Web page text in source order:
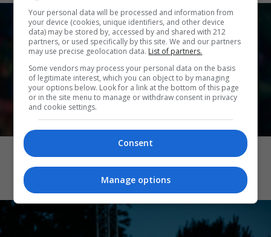
ΜΟΥΣΙΚΗ
Οι Gong για μία φθινοπωρινή συναυλία
στο Gazarte
Your personal data will be processed and information from
your device (cookies, unique identifiers, and other device
data) may be stored by, accessed by and shared with 212
partners, or used specifically by this site. We and our partners
may use precise geolocation data. List of partners.
Some vendors may process your personal data on the basis
of legitimate interest, which you can object to by managing
your options below. Look for a link at the bottom of this page
or in the site menu to manage or withdraw consent in privacy
and cookie settings.
Consent
Manage options